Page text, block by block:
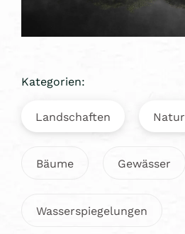
Kategorien:
Landschaften Natur
Bäume Gewässer
Wasserspiegelungen